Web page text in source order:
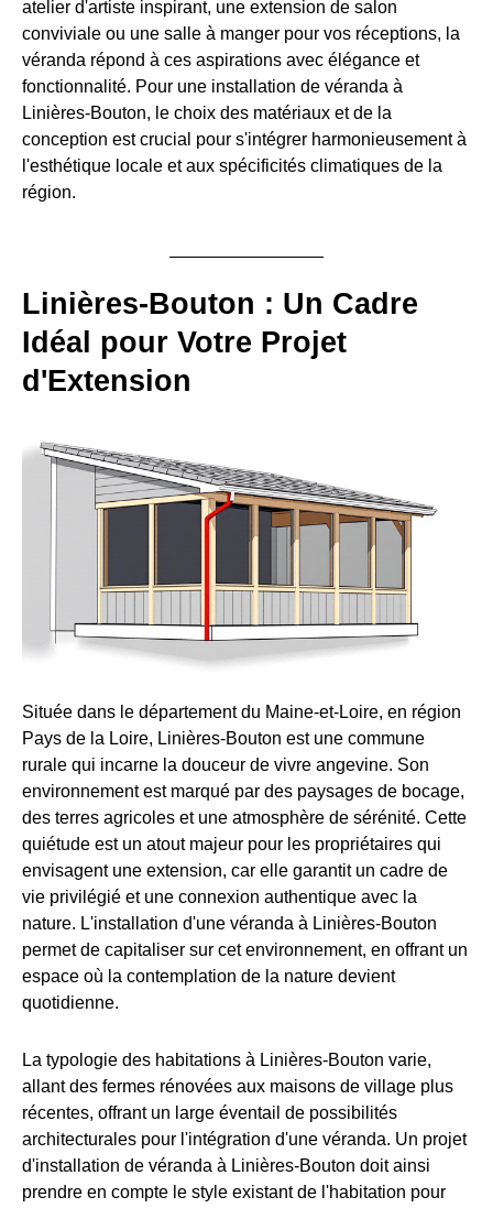
atelier d'artiste inspirant, une extension de salon
conviviale ou une salle à manger pour vos réceptions, la
véranda répond à ces aspirations avec élégance et
fonctionnalité. Pour une installation de véranda à
Linières-Bouton, le choix des matériaux et de la
conception est crucial pour s'intégrer harmonieusement à
l'esthétique locale et aux spécificités climatiques de la
région.
Linières-Bouton : Un Cadre
Idéal pour Votre Projet
d'Extension
Située dans le département du Maine-et-Loire, en région
Pays de la Loire, Linières-Bouton est une commune
rurale qui incarne la douceur de vivre angevine. Son
environnement est marqué par des paysages de bocage,
des terres agricoles et une atmosphère de sérénité. Cette
quiétude est un atout majeur pour les propriétaires qui
envisagent une extension, car elle garantit un cadre de
vie privilégié et une connexion authentique avec la
nature. L'installation d'une véranda à Linières-Bouton
permet de capitaliser sur cet environnement, en offrant un
espace où la contemplation de la nature devient
quotidienne.
La typologie des habitations à Linières-Bouton varie,
allant des fermes rénovées aux maisons de village plus
récentes, offrant un large éventail de possibilités
architecturales pour l'intégration d'une véranda. Un projet
d'installation de véranda à Linières-Bouton doit ainsi
prendre en compte le style existant de l'habitation pour